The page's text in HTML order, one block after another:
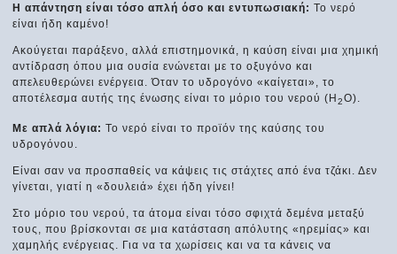
Η απάντηση είναι τόσο απλή όσο και εντυπωσιακή: Το νερό
είναι ήδη καμένο!
Ακούγεται παράξενο, αλλά επιστημονικά, η καύση είναι μια χημική
αντίδραση όπου μια ουσία ενώνεται με το οξυγόνο και
απελευθερώνει ενέργεια. Όταν το υδρογόνο «καίγεται», το
αποτέλεσμα αυτής της ένωσης είναι το μόριο του νερού (H2O).
Με απλά λόγια: Το νερό είναι το προϊόν της καύσης του
υδρογόνου.
Είναι σαν να προσπαθείς να κάψεις τις στάχτες από ένα τζάκι. Δεν
γίνεται, γιατί η «δουλειά» έχει ήδη γίνει!
Στο μόριο του νερού, τα άτομα είναι τόσο σφιχτά δεμένα μεταξύ
τους, που βρίσκονται σε μια κατάσταση απόλυτης «ηρεμίας» και
χαμηλής ενέργειας. Για να τα χωρίσεις και να τα κάνεις να